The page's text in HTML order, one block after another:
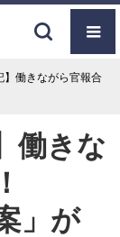
】働きながら官報合
働きな
」が